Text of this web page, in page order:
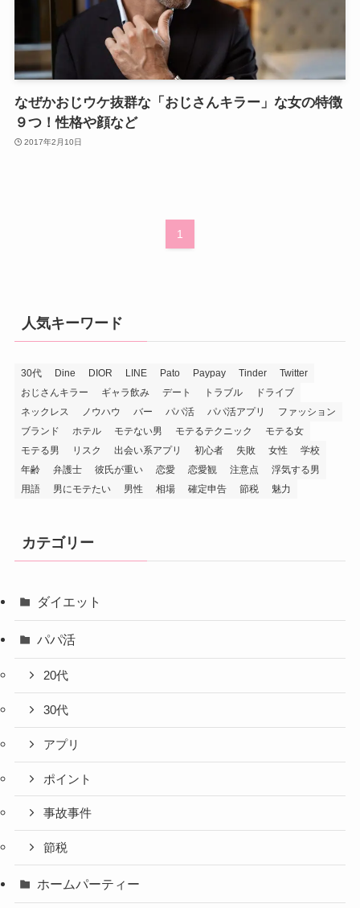
なぜかおじウケ抜群な「おじさんキラー」な女の特徴
９つ！性格や顔など
2017年2月10日
1
人気キーワード
30代 Dine DIOR LINE Pato Paypay Tinder
Twitter
おじさんキラー
ギャラ飲み デート トラブル
ドライブ
ネックレス
ノウハウ バー パパ活 パパ活アプリ
ファッション
ブランド
ホテル モテない男 モテるテクニック
モテる女
モテる男
リスク 出会い系アプリ 初心者 失敗 女性
学校
年齢
弁護士 彼氏が重い 恋愛 恋愛観 注意点
浮気する男
用語
男にモテたい 男性 相場 確定申告 節税 魅力
カテゴリー
ダイエット
パパ活
20代
30代
アプリ
ポイント
事故事件
節税
ホームパーティー